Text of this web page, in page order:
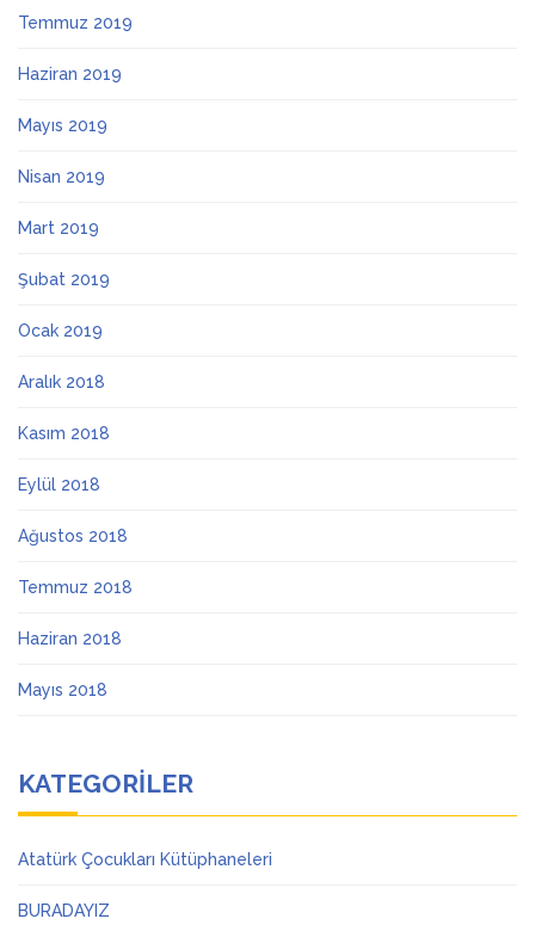
Temmuz 2019
Haziran 2019
Mayıs 2019
Nisan 2019
Mart 2019
Şubat 2019
Ocak 2019
Aralık 2018
Kasım 2018
Eylül 2018
Ağustos 2018
Temmuz 2018
Haziran 2018
Mayıs 2018
KATEGORILER
Atatürk Çocukları Kütüphaneleri
BURADAYIZ